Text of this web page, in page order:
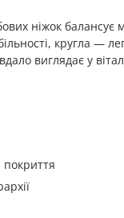
ніжок балансує
кругла —
виглядає у